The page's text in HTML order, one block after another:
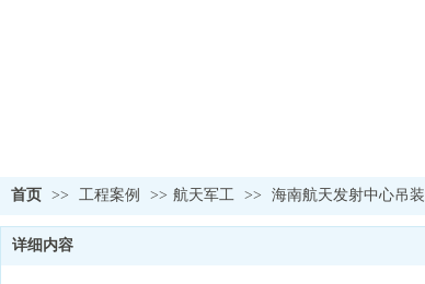
首页 >> 工程案例 >> 航天军工 >> 海南航天发射中心吊装
详细内容